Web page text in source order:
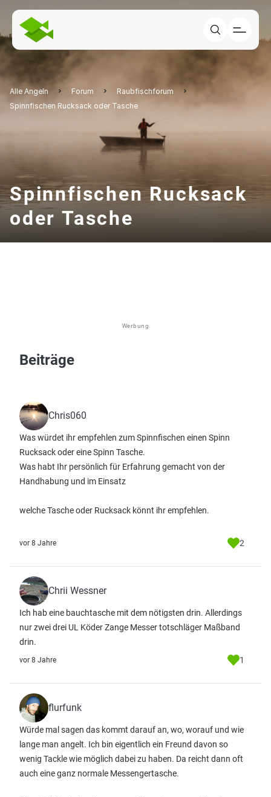
Alle Angeln Forum
Raubfischforum
Spinnfischen Rucksack oder Tasche
Spinnfischen Rucksack
oder Tasche
Werbung
Beiträge
Chris060
Was würdet ihr empfehlen zum Spinnfischen einen Spinn
Rucksack oder eine Spinn Tasche.
Was habt Ihr persönlich für Erfahrung gemacht von der
Handhabung und im Einsatz
welche Tasche oder Rucksack könnt ihr empfehlen.
vor 8 Jahre 2
Chrii Wessner
Ich hab eine bauchtasche mit dem nötigsten drin. Allerdings
nur zwei drei UL Köder Zange Messer totschläger Maßband
drin.
vor 8 Jahre 1
flurfunk
Würde mal sagen das kommt darauf an, wo, worauf und wie
lange man angelt. Ich bin eigentlich ein Freund davon so
wenig Tackle wie möglich dabei zu haben. Da reicht dann oft
auch eine ganz normale Messengertasche.